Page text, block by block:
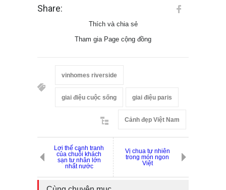
Share:
Thích và chia sẻ
Tham gia Page cộng đồng
vinhomes riverside
giai điệu cuộc sống giai điệu paris
Cảnh đẹp Việt Nam
Lợi thế cạnh tranh
của chuỗi khách
sạn tư nhân lớn
nhất nước
Vị chua tự nhiên
trong món ngon
Việt